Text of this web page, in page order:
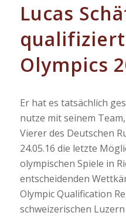
Lucas
Olympics
Er hat es tatsächlich
nutze mit seinem
Vierer des Deutschen
24.05.16 die letzte
olympischen Spiele in
entscheidenden
Olympic Qualification
schweizerischen